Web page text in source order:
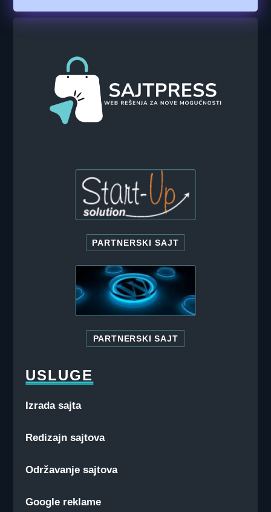
PARTNERSKI SAJT
PARTNERSKI SAJT
USLUGE
Izrada sajta
Redizajn sajtova
Održavanje sajtova
Google reklame